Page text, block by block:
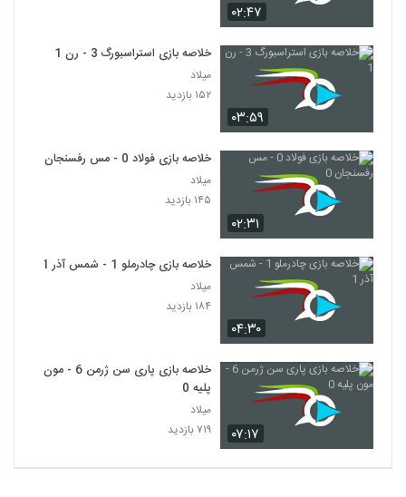
۰۲:۴۷
۰۳:۵۹
خلاصه بازی استراسبورگ 3 - رن 1
میلاد
۱۵۲ بازدید
۰۲:۳۱
خلاصه بازی فولاد 0 - مس رفسنجان 0
میلاد
۱۴۵ بازدید
۰۴:۳۰
خلاصه بازی چادرملو 1 - شمس آذر 1
میلاد
۱۸۴ بازدید
۰۷:۱۷
خلاصه بازی پاری سن ژرمن 6 - مون
پلیه 0
میلاد
۷۱۹ بازدید